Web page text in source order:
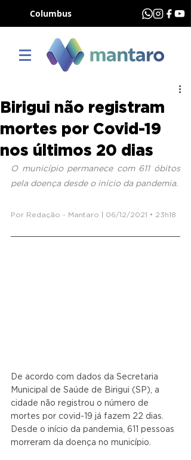
Columbus
Birigui não registram
mortes por Covid-19
nos últimos 20 dias
O município permanece com 611 óbitos
pela doença desde o início da pandemia.
Por Redação - Mantaro | 06/12/2021 • 23h18
De acordo com dados da Secretaria
Municipal de Saúde de Birigui (SP), a
cidade não registrou o número de
mortes por covid-19 já fazem 22 dias.
Desde o início da pandemia, 611 pessoas
morreram da doença no município.